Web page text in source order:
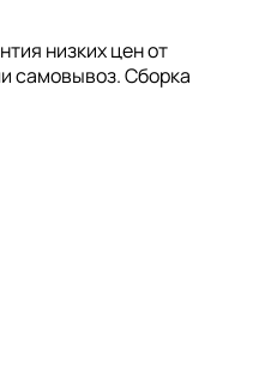
низких цен от
самовывоз. Сборка